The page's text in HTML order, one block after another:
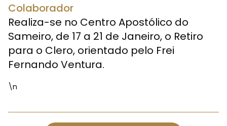
Colaborador
Realiza-se no Centro Apostólico do
Sameiro, de 17 a 21 de Janeiro, o Retiro
para o Clero, orientado pelo Frei
Fernando Ventura.
\n